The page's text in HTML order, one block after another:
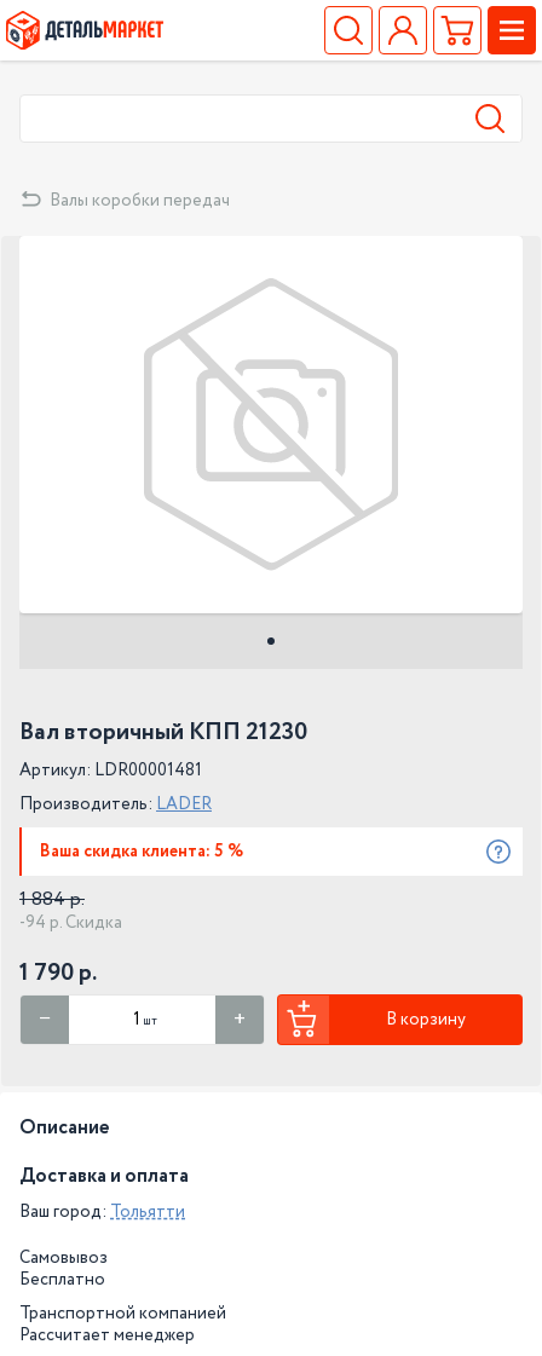
Валы коробки передач
Вал вторичный КПП 21230
Артикул: LDR00001481
Производитель: LADER
Ваша скидка клиента: 5 %
1 884 р.
-94 р. Скидка
1 790 р.
шт В корзину
Описание
Доставка и оплата
Ваш город: Тольятти
Самовывоз
Бесплатно
Транспортной компанией
Рассчитает менеджер